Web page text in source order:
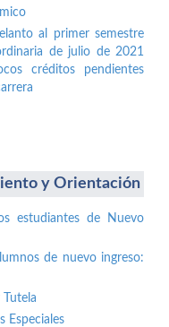
al primer semestre
de julio de 2021
créditos pendientes
y Orientación
estudiantes de Nuevo
de nuevo ingreso:
Especiales